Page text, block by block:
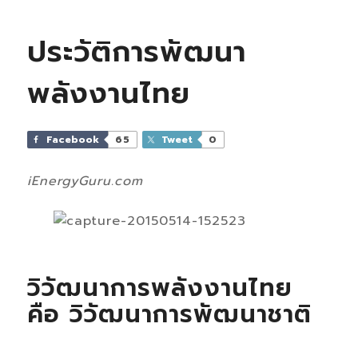
ประวัติการพัฒนา
พลังงานไทย
Facebook 65 Tweet 0
iEnergyGuru.com
วิวัฒนาการพลังงานไทย
คือ วิวัฒนาการพัฒนาชาติ